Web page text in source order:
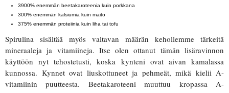
3900% enemmän beetakaroteenia kuin porkkana
300% enemmän kalsiumia kuin maito
375% enemmän proteiinia kuin liha tai tofu
Spirulina sisältää myös valtavan määrän kehollemme tärkeitä
mineraaleja ja vitamiineja. Itse olen ottanut tämän lisäravinnon
käyttöön nyt tehostetusti, koska kynteni ovat aivan kamalassa
kunnossa. Kynnet ovat liuskottuneet ja pehmeät, mikä kielii A-
vitamiinin puutteesta. Beetakaroteeni muuttuu kropassa A-